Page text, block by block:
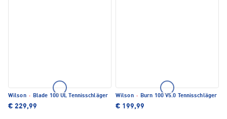
Wilson · Blade 100 UL Tennisschläger
€ 229,99
Wilson · Burn 100 V5.0 Tennisschläger
€ 199,99